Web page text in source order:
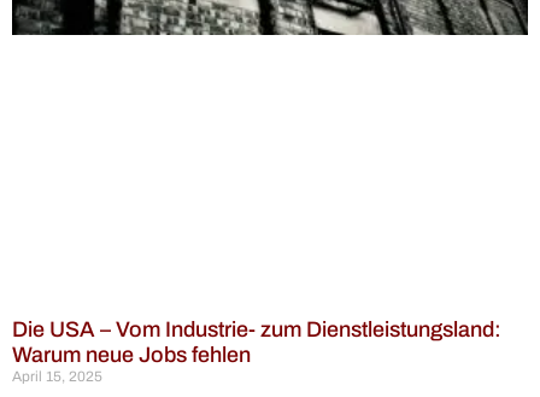
Die USA – Vom Industrie- zum Dienstleistungsland:
Warum neue Jobs fehlen
April 15, 2025